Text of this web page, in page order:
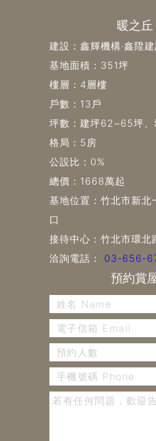
暖之丘
建設：鑫輝機構‧鑫陞建
基地面積：351坪
樓層：4層樓
戶數：13戶
坪數：建坪62~65坪
格局：5房
公設比：0%
總價：1668萬起
基地位置：竹北市新北
口
接待中心：竹北市環北
洽詢電話： 03-656-
預約賞